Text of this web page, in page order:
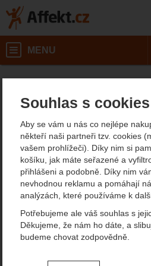
Souhlas s cookies
Aby se vám u nás co nejlépe
někteří naši partneři tzv. cookies
vašem prohlížeči). Díky nim si
košíku, jak máte seřazené a
přihlášeni a podobně. Díky nim
nevhodnou reklamu a pomáhají
analýzách, které používáme k
Potřebujeme ale váš souhlas s
Děkujeme, že nám ho dáte, a
budeme chovat zodpovědně.
Nastavení souhlasů
MENU
Lyo Food
Lyo Food
Lyo Food vyrábí kvalitní expediční
metodu zvanou lyofilizace
Food využívá pouze 100% přírodní a
žádné konzervační látky, nebo umělé
Strava je vhodná na expedice, pro
další extrémní sportovce. Jídlo
hmotnosti, tzn. například turistice v
přechodech hřebenů a obdobných
kompletní stravu nosit na zádech.
V roce 2013 dostala jídla Lyo Food